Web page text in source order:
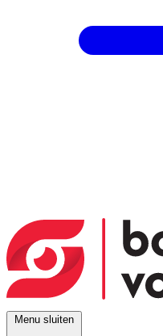
Menu sluiten